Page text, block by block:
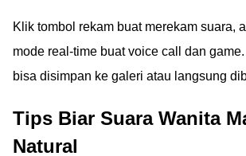
Klik tombol rekam buat merekam suara,
mode real-time buat voice call dan
bisa disimpan ke galeri atau langsung
Tips Biar Suara Wanita
Natural